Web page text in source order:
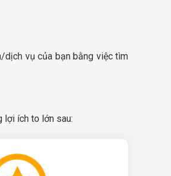
dịch vụ của bạn bằng việc tìm
lợi ích to lớn sau: